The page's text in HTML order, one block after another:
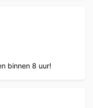
binnen 8 uur!